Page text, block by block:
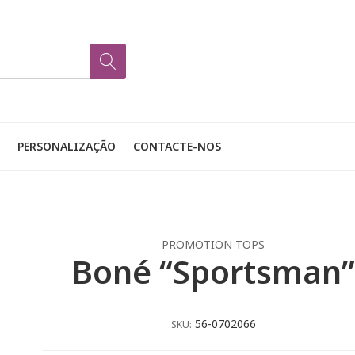
PERSONALIZAÇÃO CONTACTE-NOS
PROMOTION TOPS
Boné “Sportsman”
SKU: 56-0702066